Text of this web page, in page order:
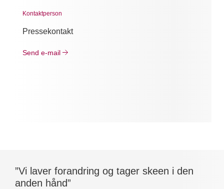
Kontaktperson
Pressekontakt
Send e-mail
”Vi laver forandring og tager skeen i den
anden hånd”